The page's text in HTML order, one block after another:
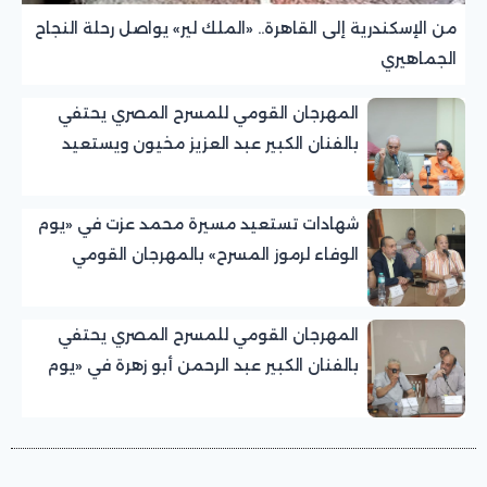
من الإسكندرية إلى القاهرة.. «الملك لير» يواصل رحلة النجاح
الجماهيري
المهرجان القومي للمسرح المصري يحتفي
بالفنان الكبير عبد العزيز مخيون ويستعيد
شهادات تستعيد مسيرة محمد عزت في «يوم
الوفاء لرموز المسرح» بالمهرجان القومي
المهرجان القومي للمسرح المصري يحتفي
بالفنان الكبير عبد الرحمن أبو زهرة في «يوم